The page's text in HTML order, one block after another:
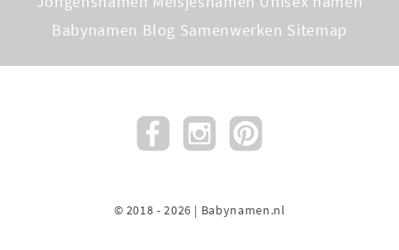
Babynamen Blog Samenwerken Sitemap
© 2018 - 2026 | Babynamen.nl